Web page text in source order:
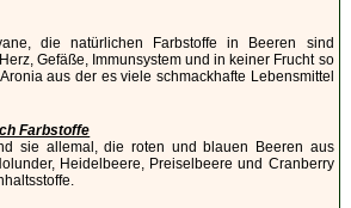
die natürlichen Farbstoffe in Beeren sind
Gefäße, Immunsystem und in keiner Frucht so
aus der es viele schmackhafte Lebensmittel
Farbstoffe
sie allemal, die roten und blauen Beeren aus
Heidelbeere, Preiselbeere und Cranberry